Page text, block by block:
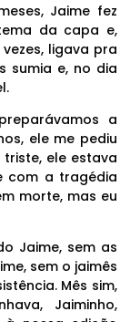
Jaime fez
da capa e,
ligava pra
sumia e, no dia
a
ele me pediu
ele estava
com a tragédia
morte, mas eu
Jaime, sem as
sem o jaimês
Mês sim,
Jaiminho,